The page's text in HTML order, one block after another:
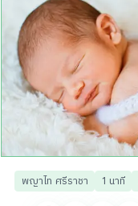
สาขาโรงพยาบาล
พญาไท ศรีราชา 1 นาที